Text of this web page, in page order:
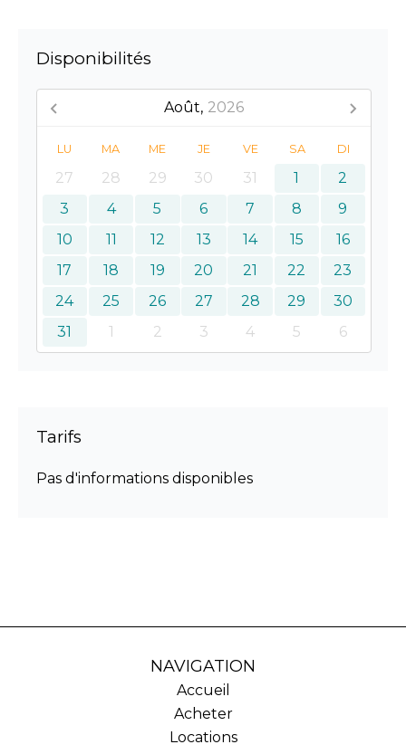
Disponibilités
Août, 2026
LU MA ME JE VE SA DI
27 28 29 30 31 1
2
3
4 5 6 7 8
9
10
11 12 13 14 15
16
17
18 19 20 21 22
23
24
25 26 27 28 29
30
31
1 2 3 4 5 6
Tarifs
Pas d'informations disponibles
NAVIGATION
Accueil
Acheter
Locations